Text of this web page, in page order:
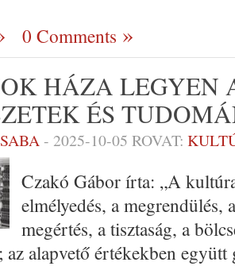
0 Comments
HÁZA LEGYEN
ÉS
- 2025-10-05 ROVAT:
Czakó Gábor írta: „A
elmélyedés, a megrendülés,
megértés, a tisztaság, a
az alapvető értékekben